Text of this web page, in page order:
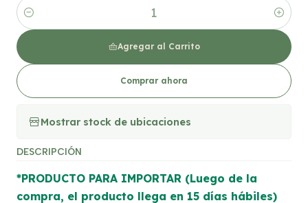
Cantidad
Agregar al Carrito
Comprar ahora
Mostrar stock de ubicaciones
DESCRIPCIÓN
*PRODUCTO PARA IMPORTAR (Luego de la
compra, el producto llega en 15 días hábiles)